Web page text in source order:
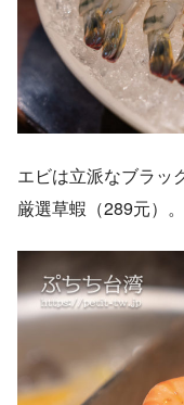
エビは立派なブラッ
厳選草蝦（289元）。